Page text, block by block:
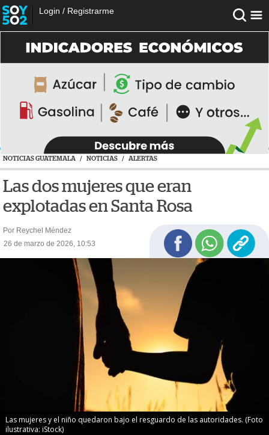
Login / Registrarme
NOTICIAS GUATEMALA / NOTICIAS / ALERTAS
Las dos mujeres que eran
explotadas en Santa Rosa
Por Reychel Méndez
26 de marzo de 2026, 10:53
Las mujeres y el niño quedaron bajo el resguardo de las autoridades. (Foto
ilustrativa: iStock)